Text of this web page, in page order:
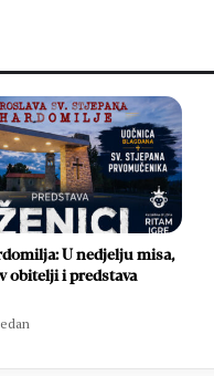
U nedjelju misa,
obitelji i predstava